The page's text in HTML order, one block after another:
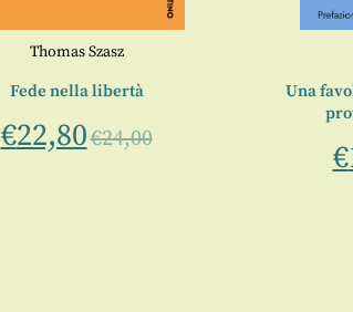
Thomas Szasz
Fede nella libertà
€22,80€24,00
Una
€